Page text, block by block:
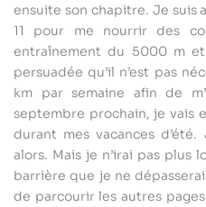
ensuite son chapitre. Je suis
11 pour me nourrir des
entraînement du 5000 m
persuadée qu’il n’est pas
km par semaine afin de
septembre prochain, je vais
durant mes vacances
alors. Mais je n’irai pas plus
barrière que je ne
de parcourir les autres